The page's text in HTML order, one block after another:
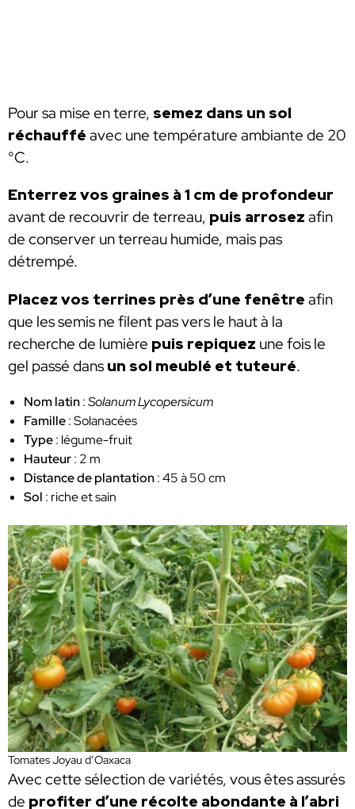
Pour sa mise en terre, semez dans un sol
réchauffé avec une température ambiante de 20
°C.
Enterrez vos graines à 1 cm de profondeur
avant de recouvrir de terreau, puis arrosez afin
de conserver un terreau humide, mais pas
détrempé.
Placez vos terrines près d’une fenêtre afin
que les semis ne filent pas vers le haut à la
recherche de lumière puis repiquez une fois le
gel passé dans un sol meublé et tuteuré.
Nom latin:Solanum Lycopersicum
Famille: Solanacées
Type: légume-fruit
Hauteur: 2 m
Distance de plantation: 45 à 50 cm
Sol : riche et sain
Tomates Joyau d’Oaxaca
Avec cette sélection de variétés, vous êtes assurés
de profiter d’une récolte abondante à l’abri